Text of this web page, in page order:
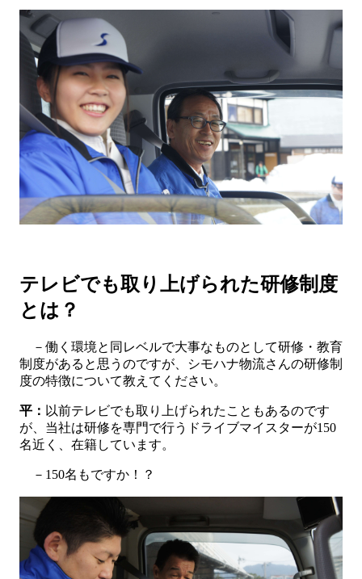
テレビでも取り上げられた研修制度
とは？
－働く環境と同レベルで大事なものとして研修・教育
制度があると思うのですが、シモハナ物流さんの研修制
度の特徴について教えてください。
平： 以前テレビでも取り上げられたこともあるのです
が、当社は研修を専門で行うドライブマイスターが150
名近く、在籍しています。
－150名もですか！？